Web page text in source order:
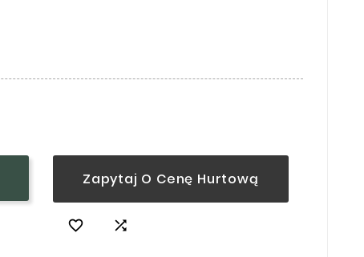
Zapytaj O Cenę Hurtową
 